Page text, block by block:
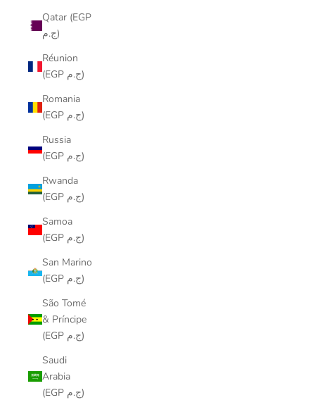
Qatar (EGP
ج.م)
Réunion
(EGP ج.م)
Romania
(EGP ج.م)
Russia
(EGP ج.م)
Rwanda
(EGP ج.م)
Samoa
(EGP ج.م)
San Marino
(EGP ج.م)
São Tomé
& Príncipe
(EGP ج.م)
Saudi
Arabia
(EGP ج.م)